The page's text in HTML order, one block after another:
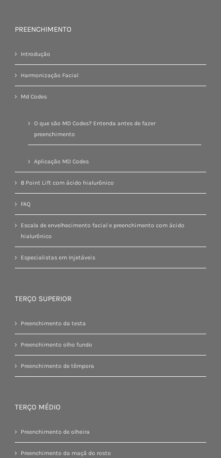
PREENCHIMENTO
Introdução
Harmonização Facial
Md Codes
O que são MD Codes? Entenda antes de fazer
preenchimento
Aplicação MD Codes
8 Point Lift com ácido hialurônico
FAQ
Escala de envelhecimento facial e preenchimento com ácido
hialurônico
Especialistas em Injetáveis
TERÇO SUPERIOR
Preenchimento da testa
Preenchimento olho fundo
Preenchimento de têmpora
TERÇO MÉDIO
Preenchimento de olheira
Preenchimento da maçã do rosto